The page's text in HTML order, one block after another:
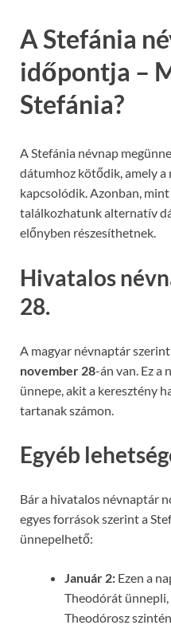
A Stefánia
időpontja –
Stefánia?
A Stefánia névnap
dátumhoz kötődik, amely a
kapcsolódik. Azonban,
találkozhatunk alternatív
előnyben részesíthetnek.
Hivatalos
28.
A magyar névnaptár
november 28-án van. Ez a
ünnepe, akit a keresztény
tartanak számon.
Egyéb
Bár a hivatalos névnaptár
egyes források szerint a
ünnepelhető:
Január 2: Ezen a
Theodórát ünnepli,
Theodórosz